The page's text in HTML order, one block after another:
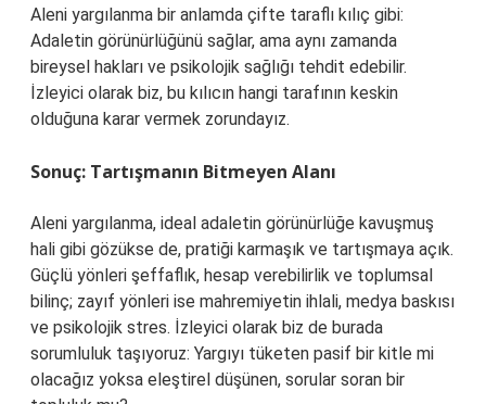
Aleni yargılanma bir anlamda çifte taraflı kılıç gibi:
Adaletin görünürlüğünü sağlar, ama aynı zamanda
bireysel hakları ve psikolojik sağlığı tehdit edebilir.
İzleyici olarak biz, bu kılıcın hangi tarafının keskin
olduğuna karar vermek zorundayız.
Sonuç: Tartışmanın Bitmeyen Alanı
Aleni yargılanma, ideal adaletin görünürlüğe kavuşmuş
hali gibi gözükse de, pratiği karmaşık ve tartışmaya açık.
Güçlü yönleri şeffaflık, hesap verebilirlik ve toplumsal
bilinç; zayıf yönleri ise mahremiyetin ihlali, medya baskısı
ve psikolojik stres. İzleyici olarak biz de burada
sorumluluk taşıyoruz: Yargıyı tüketen pasif bir kitle mi
olacağız yoksa eleştirel düşünen, sorular soran bir